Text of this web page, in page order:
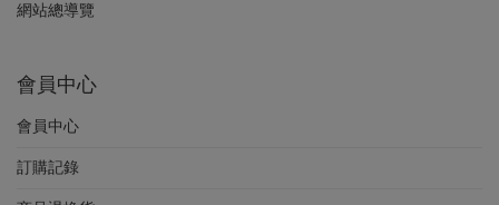
網站總導覽
會員中心
會員中心
訂購記錄